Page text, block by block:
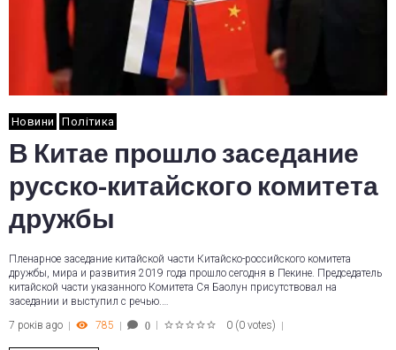
Новини Політика
В Китае прошло заседание
русско-китайского комитета
дружбы
Пленарное заседание китайской части Китайско-российского комитета
дружбы, мира и развития 2019 года прошло сегодня в Пекине. Председатель
китайской части указанного Комитета Ся Баолун присутствовал на
заседании и выступил с речью.…
7 років ago
785 0 0 (0 votes)